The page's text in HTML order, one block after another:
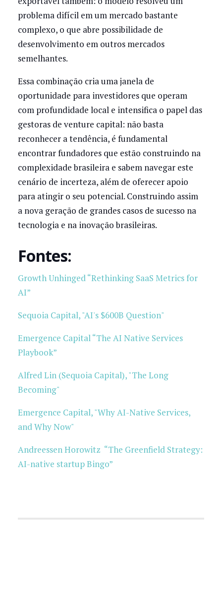
problema difícil em um mercado bastante
complexo, o que abre possibilidade de
desenvolvimento em outros mercados
semelhantes.
Essa combinação cria uma janela de
oportunidade para investidores que operam
com profundidade local e intensifica o papel das
gestoras de venture capital: não basta
reconhecer a tendência, é fundamental
encontrar fundadores que estão construindo na
complexidade brasileira e sabem navegar este
cenário de incerteza, além de oferecer apoio
para atingir o seu potencial. Construindo assim
a nova geração de grandes casos de sucesso na
tecnologia e na inovação brasileiras.
Fontes:
Growth Unhinged “Rethinking SaaS Metrics for
AI”
Sequoia Capital, "AI's $600B Question"
Emergence Capital “The AI Native Services
Playbook”
Alfred Lin (Sequoia Capital), "The Long
Becoming"
Emergence Capital, "Why AI-Native Services,
and Why Now"
Andreessen Horowitz “The Greenfield Strategy:
AI-native startup Bingo”